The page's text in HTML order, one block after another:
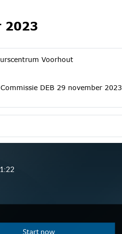
2023
Voorhout
DEB 29 november 2023